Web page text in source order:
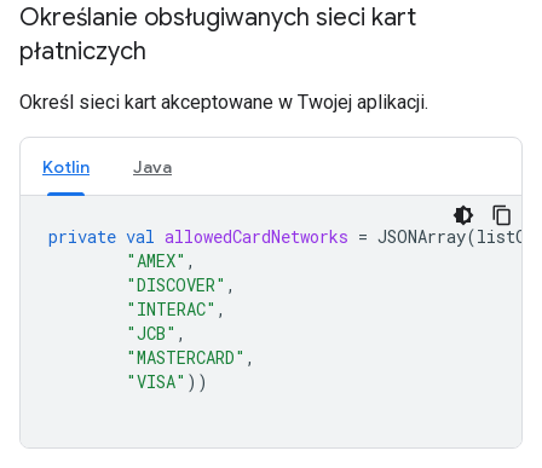
Określanie obsługiwanych sieci kart
płatniczych
Określ sieci kart akceptowane w Twojej aplikacji.
Kotlin Java
private val allowedCardNetworks = JSONArray(listOf
"AMEX" ,
"DISCOVER" ,
"INTERAC" ,
"JCB" ,
"MASTERCARD" ,
"VISA" ))